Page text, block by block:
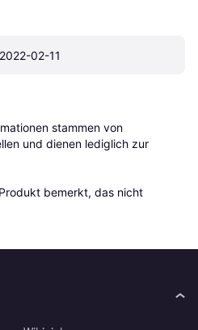
2022-02-11
stammen von
und dienen lediglich zur
bemerkt, das nicht